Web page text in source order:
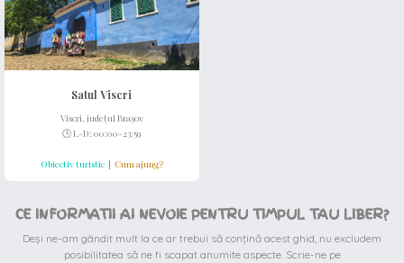
Satul Viscri
Viscri, județul Brașov
🕒 L-D: 00:00-23:59
Obiectiv turistic | Cum ajung?
CE INFORMATII AI NEVOIE PENTRU TIMPUL TAU LIBER?
Deși ne-am gândit mult la ce ar trebui să conțină acest ghid, nu excludem
posibilitatea să ne fi scapat anumite aspecte. Scrie-ne pe